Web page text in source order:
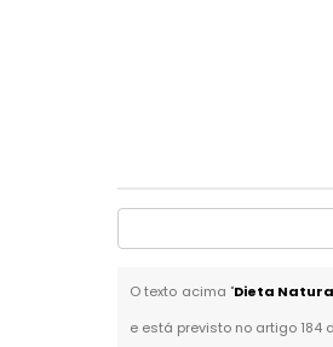
O texto acima "Dieta
e está previsto no artigo 184